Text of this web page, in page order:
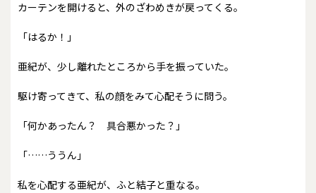
カーテンを開けると、外のざわめきが戻ってくる。
「はるか！」
亜紀が、少し離れたところから手を振っていた。
駆け寄ってきて、私の顔をみて心配そうに問う。
「何かあったん？ 具合悪かった？」
「……ううん」
私を心配する亜紀が、ふと結子と重なる。